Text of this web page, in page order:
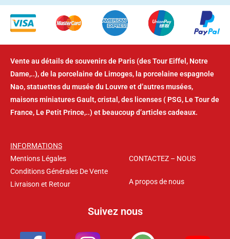
Vente au détails de souvenirs de Paris (des Tour Eiffel, Notre
Dame,..), de la porcelaine de Limoges, la porcelaine espagnole
Nao, statuettes du musée du Louvre et d’autres musées,
maisons miniatures Gault, cristal, des licenses ( PSG, Le Tour de
France, Le Petit Prince,..) et beaucoup d’articles cadeaux.
INFORMATIONS
Mentions Légales
Conditions Générales De Vente
Livraison et Retour
CONTACTEZ – NOUS
A propos de nous
Suivez nous